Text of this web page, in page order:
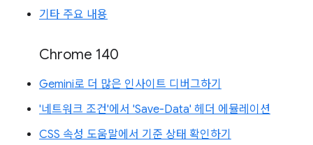
기타 주요 내용
Chrome 140
Gemini로 더 많은 인사이트 디버그하기
'네트워크 조건'에서 'Save-Data' 헤더 에뮬레이션
CSS 속성 도움말에서 기준 상태 확인하기